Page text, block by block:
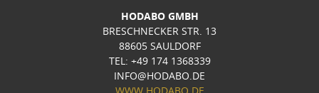
HODABO GMBH
BRESCHNECKER STR. 13
88605 SAULDORF
TEL: +49 174 1368339
INFO@HODABO.DE